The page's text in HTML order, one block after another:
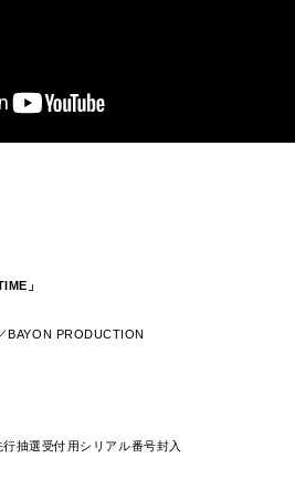
」
BAYON PRODUCTION
抽選受付用シリアル番号封入